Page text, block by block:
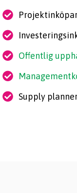
Offentlig
Supply